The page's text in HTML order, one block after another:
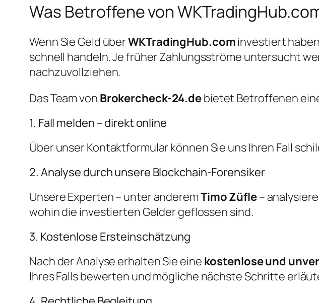
Was Betroffene von
Wenn Sie Geld überWKTradingHub.cominvestiert
schnell handeln. Je früher Zahlungsströme untersucht
nachzuvollziehen.
Das Team von Brokercheck-24.debietet Betroffenen
1. Fall melden – direkt online
Über unser Kontaktformular können Sie uns Ihren Fall
2. Analyse durch unsere Blockchain-Forensiker
Unsere Experten – unter anderemTimo Züfle–
wohin die investierten Gelder geflossen sind.
3. Kostenlose Ersteinschätzung
Nach der Analyse erhalten Sie eine kostenlose und
Ihres Falls bewerten und mögliche nächste Schritte